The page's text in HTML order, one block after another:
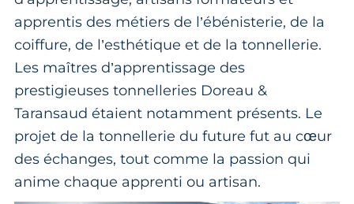
apprentis des métiers de l’ébénisterie, de la
coiffure, de l’esthétique et de la tonnellerie.
Les maîtres d’apprentissage des
prestigieuses tonnelleries Doreau &
Taransaud étaient notamment présents. Le
projet de la tonnellerie du future fut au cœur
des échanges, tout comme la passion qui
anime chaque apprenti ou artisan.